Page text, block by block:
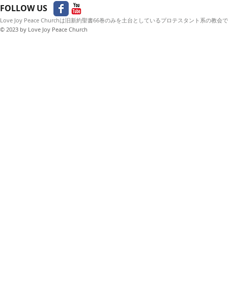
FOLLOW US
Love Joy Peace Churchは旧新約聖書66巻のみを土台としているプロテスタント系の教会
© 2023 by Love Joy Peace Church